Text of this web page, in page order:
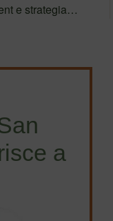
e strategia
a